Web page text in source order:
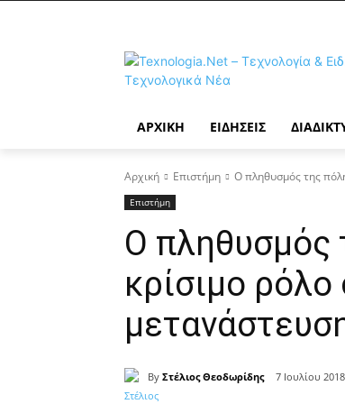
ΑΡΧΙΚΉ ΕΙΔΉΣΕΙΣ
Αρχική Επιστήμη Ο πληθυσμός της
Επιστήμη
Ο πληθυσμός
κρίσιμο
By Στέλιος Θεοδωρίδης 7 Ιουλίου 2018